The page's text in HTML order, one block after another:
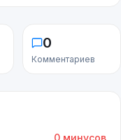
0
Комментариев
0 минусов